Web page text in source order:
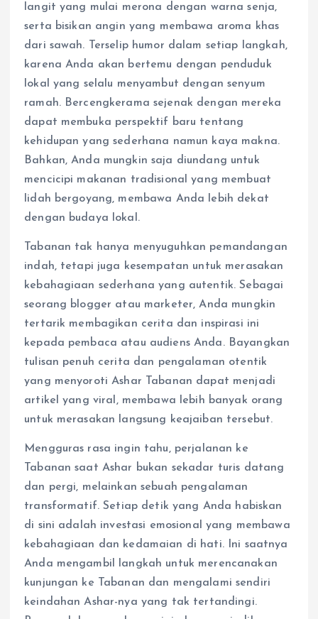
langit yang mulai merona dengan warna senja,
serta bisikan angin yang membawa aroma khas
dari sawah. Terselip humor dalam setiap langkah,
karena Anda akan bertemu dengan penduduk
lokal yang selalu menyambut dengan senyum
ramah. Bercengkerama sejenak dengan mereka
dapat membuka perspektif baru tentang
kehidupan yang sederhana namun kaya makna.
Bahkan, Anda mungkin saja diundang untuk
mencicipi makanan tradisional yang membuat
lidah bergoyang, membawa Anda lebih dekat
dengan budaya lokal.
Tabanan tak hanya menyuguhkan pemandangan
indah, tetapi juga kesempatan untuk merasakan
kebahagiaan sederhana yang autentik. Sebagai
seorang blogger atau marketer, Anda mungkin
tertarik membagikan cerita dan inspirasi ini
kepada pembaca atau audiens Anda. Bayangkan
tulisan penuh cerita dan pengalaman otentik
yang menyoroti Ashar Tabanan dapat menjadi
artikel yang viral, membawa lebih banyak orang
untuk merasakan langsung keajaiban tersebut.
Mengguras rasa ingin tahu, perjalanan ke
Tabanan saat Ashar bukan sekadar turis datang
dan pergi, melainkan sebuah pengalaman
transformatif. Setiap detik yang Anda habiskan
di sini adalah investasi emosional yang membawa
kebahagiaan dan kedamaian di hati. Ini saatnya
Anda mengambil langkah untuk merencanakan
kunjungan ke Tabanan dan mengalami sendiri
keindahan Ashar-nya yang tak tertandingi.